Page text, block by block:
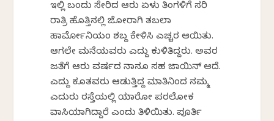
ಇಲ್ಲಿ ಬಂದು ಸೇರಿದ ಆರು ಏಳು ತಿಂಗಳಿಗೆ ಸರಿ
ರಾತ್ರಿ ಹೊತ್ತಿನಲ್ಲಿ ಜೋರಾಗಿ ತಬಲಾ
ಹಾರ್ಮೋನಿಯಂ ಶಬ್ದ ಕೇಳಿಸಿ ಎಚ್ಚರ ಆಯಿತು.
ಆಗಲೇ ಮನೆಯವರು ಎದ್ದು ಕುಳಿತಿದ್ದರು. ಅವರ
ಜತೆಗೆ ಆರು ವರ್ಷದ ನಾನೂ ಸಹ ಜಾಯಿನ್ ಆದೆ.
ಎದ್ದು ಕೂತವರು ಆಡುತ್ತಿದ್ದ ಮಾತಿನಿಂದ ನಮ್ಮ
ಎದುರು ರಸ್ತೆಯಲ್ಲಿ ಯಾರೋ ಪರಲೋಕ
ವಾಸಿಯಾಗಿದ್ದಾರೆ ಎಂದು ತಿಳಿಯಿತು. ಪೂರ್ತಿ